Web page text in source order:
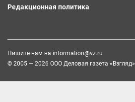
Редакционная политика
Пишите нам на information@vz.ru
© 2005 — 2026 ООО Деловая газета «Взгляд»